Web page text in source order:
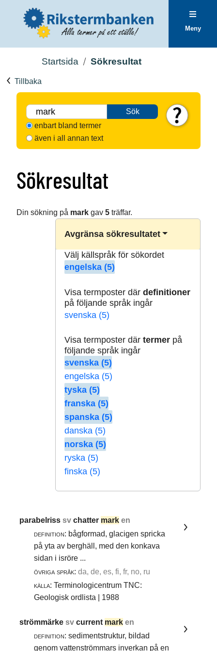
Meny
Startsida Sökresultat
Tillbaka
Sök
enbart bland termer
även i all annan text
Sökresultat
Din sökning på markgav 5träffar.
Avgränsa sökresultatet
Välj källspråk för sökordet
engelska (5)
Visa termposter där definitioner
på följande språk ingår
svenska (5)
Visa termposter där termerpå
följande språk ingår
svenska (5)
engelska (5)
tyska (5)
franska (5)
spanska (5)
danska (5)
norska (5)
ryska (5)
finska (5)
parabelrisssvchatter mark en
definition: bågformad, glacigen spricka
på yta av berghäll, med den konkava
sidan i isröre ...
övriga språk: da, de, es, fi, fr, no, ru
källa: Terminologicentrum TNC:
Geologisk ordlista | 1988
strömmärkesvcurrent mark en
definition: sedimentstruktur, bildad
genom vattenströmmars inverkan på en